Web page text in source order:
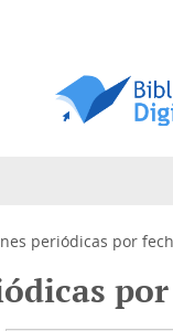
periódicas por